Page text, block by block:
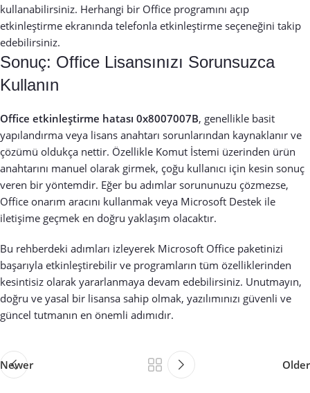
kullanabilirsiniz. Herhangi bir Office programını açıp
etkinleştirme ekranında telefonla etkinleştirme seçeneğini takip
edebilirsiniz.
Sonuç: Office Lisansınızı Sorunsuzca
Kullanın
Office etkinleştirme hatası 0x8007007B, genellikle basit
yapılandırma veya lisans anahtarı sorunlarından kaynaklanır ve
çözümü oldukça nettir. Özellikle Komut İstemi üzerinden ürün
anahtarını manuel olarak girmek, çoğu kullanıcı için kesin sonuç
veren bir yöntemdir. Eğer bu adımlar sorununuzu çözmezse,
Office onarım aracını kullanmak veya Microsoft Destek ile
iletişime geçmek en doğru yaklaşım olacaktır.
Bu rehberdeki adımları izleyerek Microsoft Office paketinizi
başarıyla etkinleştirebilir ve programların tüm özelliklerinden
kesintisiz olarak yararlanmaya devam edebilirsiniz. Unutmayın,
doğru ve yasal bir lisansa sahip olmak, yazılımınızı güvenli ve
güncel tutmanın en önemli adımıdır.
Newer Older